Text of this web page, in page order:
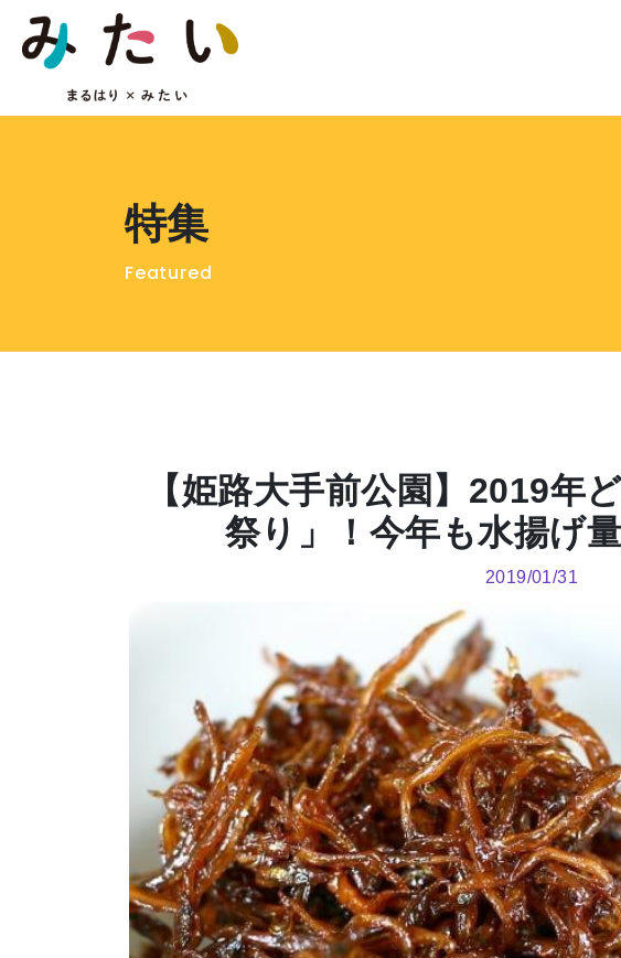
特集
Featured
【姫路大手前公園】2019年
祭り」！今年も水揚げ
2019/01/31